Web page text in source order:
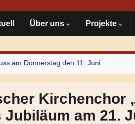
Über uns Projekte
am Donnerstag den 11. Juni
Kirchenchor
Jubiläum am 21.